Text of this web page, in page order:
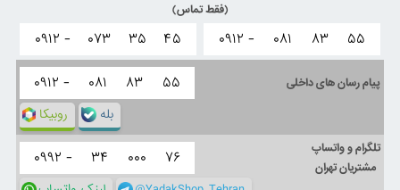
(فقط تماس)
۰۹۱۲ - ۰۸۱ ۸۳ ۵۵ ۰۹۱۲ - ۰۷۳ ۳۵ ۴۵
پیام رسان های داخلی ۰۹۱۲ - ۰۸۱ ۸۳ ۵۵
روبیکا بله
تلگرام و واتساپ
مشتریان تهران
۰۹۹۲ - ۳۴ ۰۰۰ ۷۶